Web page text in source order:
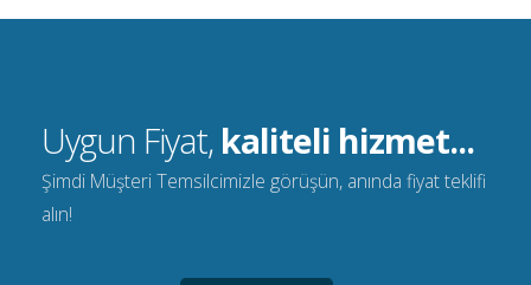
Uygun Fiyat, kaliteli hizmet...
Şimdi Müşteri Temsilcimizle görüşün, anında fiyat teklifi
alın!